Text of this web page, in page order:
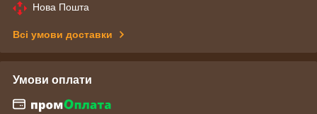
Нова Пошта
Всі умови доставки
Умови оплати